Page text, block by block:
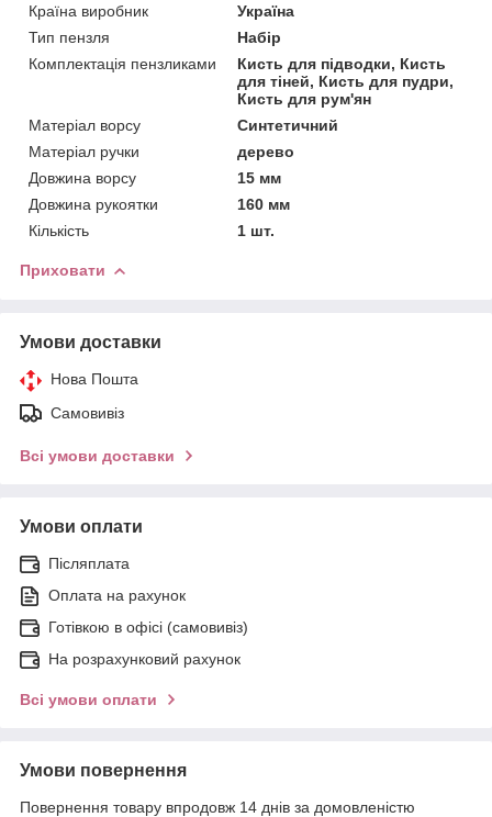
Країна виробник
Україна
Тип пензля
Набір
Комплектація пензликами
Кисть для підводки, Кисть
для тіней, Кисть для пудри,
Кисть для рум'ян
Матеріал ворсу
Синтетичний
Матеріал ручки
дерево
Довжина ворсу
15 мм
Довжина рукоятки
160 мм
Кількість
1 шт.
Приховати
Умови доставки
Нова Пошта
Самовивіз
Всі умови доставки
Умови оплати
Післяплата
Оплата на рахунок
Готівкою в офісі (самовивіз)
На розрахунковий рахунок
Всі умови оплати
Умови повернення
Повернення товару впродовж 14 днів за домовленістю